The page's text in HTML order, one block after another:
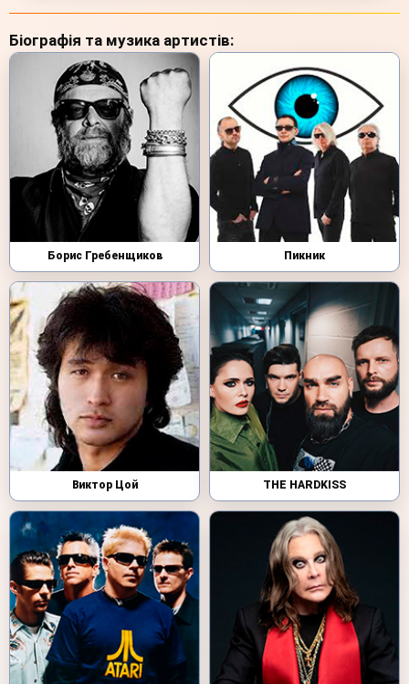
Біографія та музика артистів:
Борис Гребенщиков Пикник
Виктор Цой THE HARDKISS